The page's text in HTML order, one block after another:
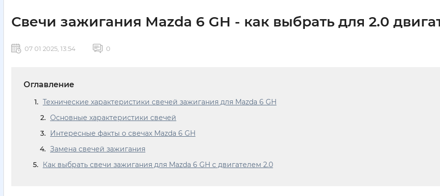
Свечи зажигания Mazda 6 GH - как выбрать для 2.0
07 01 2025, 13:54 0
Оглавление
Технические характеристики свечей зажигания для Mazda 6 GH
Основные характеристики свечей
Интересные факты о свечах Mazda 6 GH
Замена свечей зажигания
Как выбрать свечи зажигания для Mazda 6 GH с двигателем 2.0